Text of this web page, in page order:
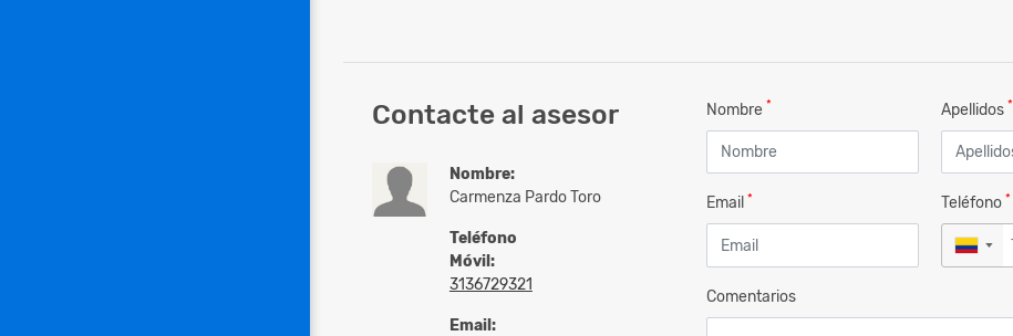
Contacte al asesor
Nombre:
Carmenza Pardo Toro
Teléfono
Móvil:
3136729321
Email:
Nombre * Apellidos *
Email * Teléfono *
▼
Comentarios